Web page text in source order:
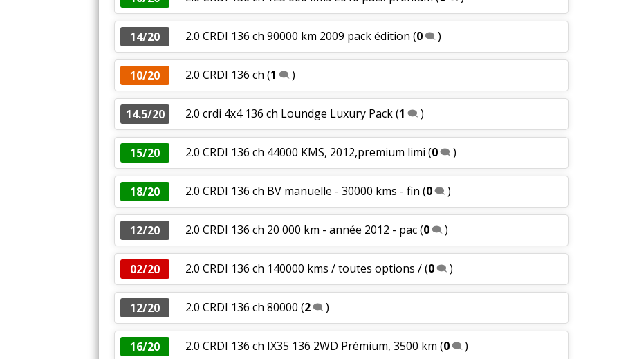
14/20 2.0 CRDI 136 ch 90000 km 2009 pack édition (0 )
10/20 2.0 CRDI 136 ch (1 )
14.5/20 2.0 crdi 4x4 136 ch Loundge Luxury Pack(1 )
15/20 2.0 CRDI 136 ch 44000 KMS, 2012,premium limi (0 )
18/20 2.0 CRDI 136 ch BV manuelle - 30000 kms - fin (0 )
12/20 2.0 CRDI 136 ch 20 000 km - année 2012 - pac(0 )
02/20 2.0 CRDI 136 ch 140000 kms / toutes options /(0 )
12/20 2.0 CRDI 136 ch 80000 (2 )
16/20 2.0 CRDI 136 ch IX35 136 2WD Prémium, 3500 km (0 )